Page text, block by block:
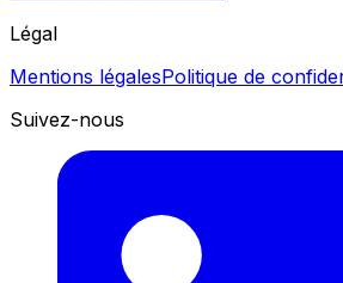
Légal
Mentions légalesPolitique de
Suivez-nous